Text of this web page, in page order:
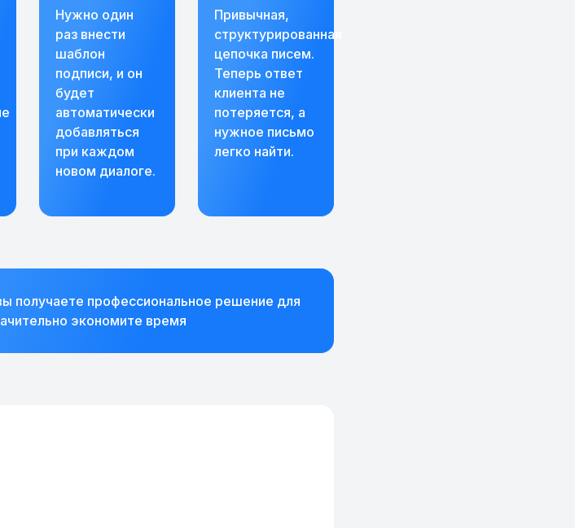
Нужно один
раз внести
шаблон
подписи, и он
будет
автоматически
добавляться
при каждом
новом диалоге.
Привычная,
структурированная
цепочка писем.
Теперь ответ
клиента не
потеряется, а
нужное письмо
легко найти.
получаете профессиональное решение для
экономите время